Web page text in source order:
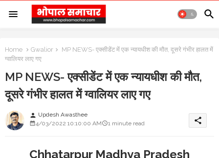
Home Gwalior
MP NEWS- एक्सीडेंट में एक न्यायधीश की मौत, दूसरे गंभीर हालत में
ग्वालियर लाए गए
MP NEWS- एक्सीडेंट में एक न्यायधीश की मौत,
दूसरे गंभीर हालत में ग्वालियर लाए गए
person Updesh Awasthee
4/03/2022 10:10:00 AM
1 minute read share
Chhatarpur Madhya Pradesh